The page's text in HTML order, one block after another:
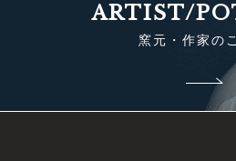
ARTIST/
窯元・作家の